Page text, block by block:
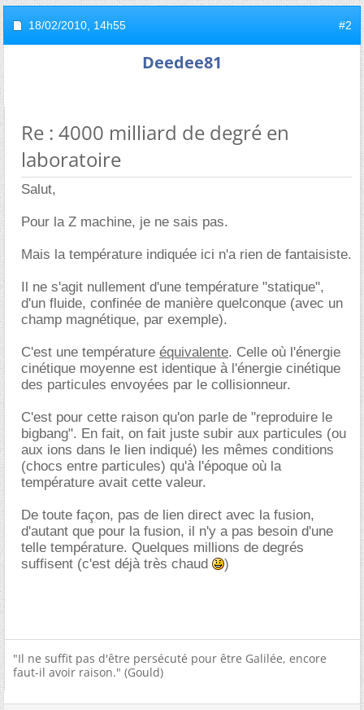
18/02/2010, 14h55 #2
Deedee81
Re : 4000 milliard de degré en
laboratoire
Salut,
Pour la Z machine, je ne sais pas.
Mais la température indiquée ici n'a rien de fantaisiste.
Il ne s'agit nullement d'une température "statique",
d'un fluide, confinée de manière quelconque (avec un
champ magnétique, par exemple).
C'est une température équivalente. Celle où l'énergie
cinétique moyenne est identique à l'énergie cinétique
des particules envoyées par le collisionneur.
C'est pour cette raison qu'on parle de "reproduire le
bigbang". En fait, on fait juste subir aux particules (ou
aux ions dans le lien indiqué) les mêmes conditions
(chocs entre particules) qu'à l'époque où la
température avait cette valeur.
De toute façon, pas de lien direct avec la fusion,
d'autant que pour la fusion, il n'y a pas besoin d'une
telle température. Quelques millions de degrés
suffisent (c'est déjà très chaud
)
"Il ne suffit pas d'être persécuté pour être Galilée, encore
faut-il avoir raison." (Gould)